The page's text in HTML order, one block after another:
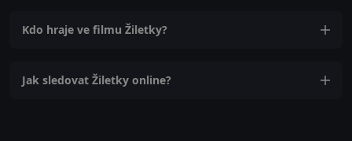
Kdo hraje ve filmu Žiletky?
Jak sledovat Žiletky online?